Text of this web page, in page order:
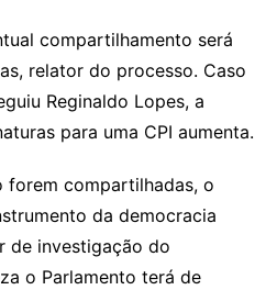
compartilhamento será
relator do processo. Caso
Reginaldo Lopes, a
para uma CPI aumenta.
forem compartilhadas, o
da democracia
de investigação do
o Parlamento terá de